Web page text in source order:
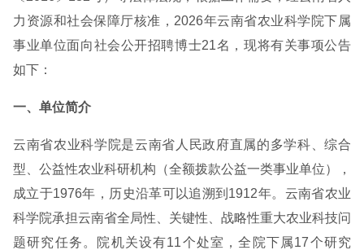
力资源和社会保障厅核准，2026年云南省农业科学院下属
事业单位面向社会公开招聘博士21名，现将有关事项公告
如下：
一、单位简介
云南省农业科学院是云南省人民政府直属的多学科、综合
型、公益性农业科研机构（全额拨款公益一类事业单位），
成立于1976年，历史沿革可以追溯到1912年。云南省农业
科学院承担云南省全局性、关键性、战略性重大农业科技问
题研究任务。院机关设有11个处室，全院下属17个研究